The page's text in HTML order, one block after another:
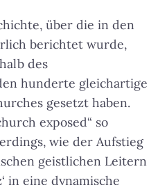
über die in den
berichtet wurde,
des
hunderte gleichartige
gesetzt haben.
exposed“ so
wie der Aufstieg
geistlichen Leitern
in eine dynamische